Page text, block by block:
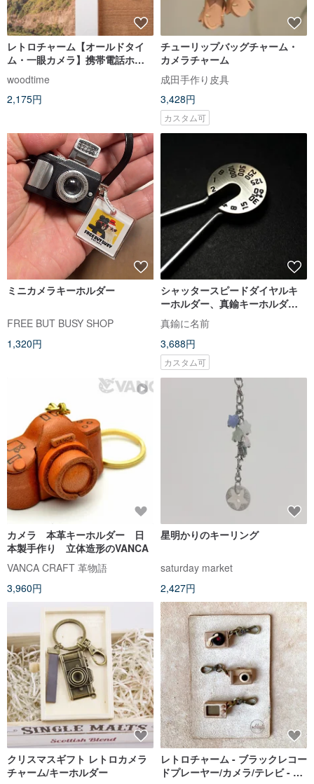
レトロチャーム【オールドタイ
ム・一眼カメラ】携帯電話ホル
ダー・キーホルダー
woodtime
2,175円
チューリップバッグチャーム・
カメラチャーム
成田手作り皮具
3,428円
カスタム可
ミニカメラキーホルダー
FREE BUT BUSY SHOP
1,320円
シャッタースピードダイヤルキ
ーホルダー、真鍮キーホルダ
ー、キーリング、写真家ギフト
真鍮に名前
3,688円
カスタム可
カメラ 本革キーホルダー 日
本製手作り 立体造形のVANCA
VANCA CRAFT 革物語
3,960円
星明かりのキーリング
saturday market
2,427円
クリスマスギフト レトロカメラ
チャーム/キーホルダー
レトロチャーム - ブラックレコー
ドプレーヤー/カメラ/テレビ - 本